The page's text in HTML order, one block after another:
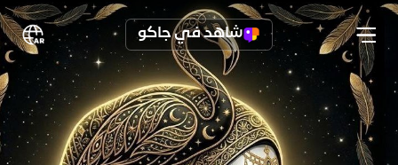
شاهد في جاكو